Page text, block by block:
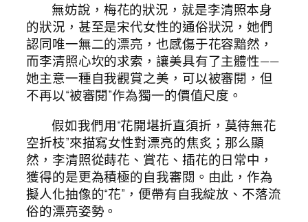
無妨說，梅花的狀況，就是李清照本身
的狀況，甚至是宋代女性的通俗狀況，她們
認同唯一無二的漂亮，也感傷于花容黯然，
而李清照心坎的求索，讓美具有了主體性——
她主意一種自我觀賞之美，可以被審閱，但
不再以“被審閱”作為獨一的價值尺度。
假如我們用“花開堪折直須折，莫待無花
空折枝”來描寫女性對漂亮的焦炙；那么顯
然，李清照從蒔花、賞花、插花的日常中，
獲得的是更為積極的自我審閱。由此，作為
擬人化抽像的“花”，便帶有自我綻放、不落流
俗的漂亮姿勢。